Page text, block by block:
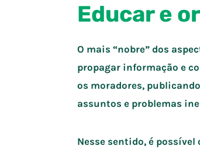
Educar e
O mais “nobre” dos
propagar informação e
os moradores,
assuntos e problemas
Nesse sentido, é